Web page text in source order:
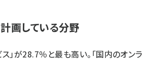
画している分野
」が28.7％と最も高い。「国内のオンラ